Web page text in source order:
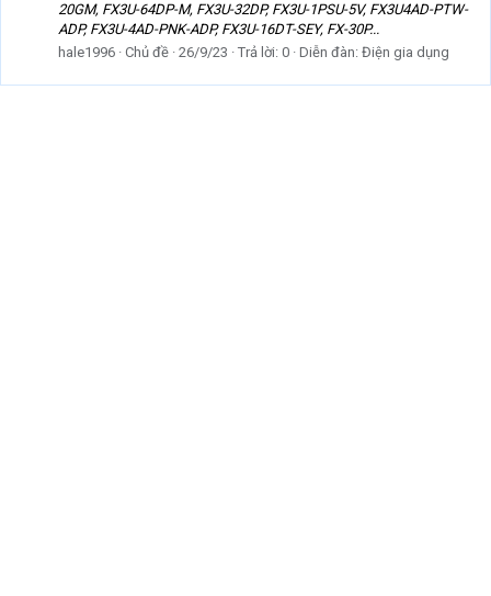
20GM, FX3U-64DP-M, FX3U-32DP, FX3U-1PSU-5V, FX3U4AD-PTW-
ADP, FX3U-4AD-PNK-ADP, FX3U-16DT-SEY, FX-30P...
hale1996 Chủ đề 26/9/23 Trả lời: 0 Diễn đàn: Điện gia dụng